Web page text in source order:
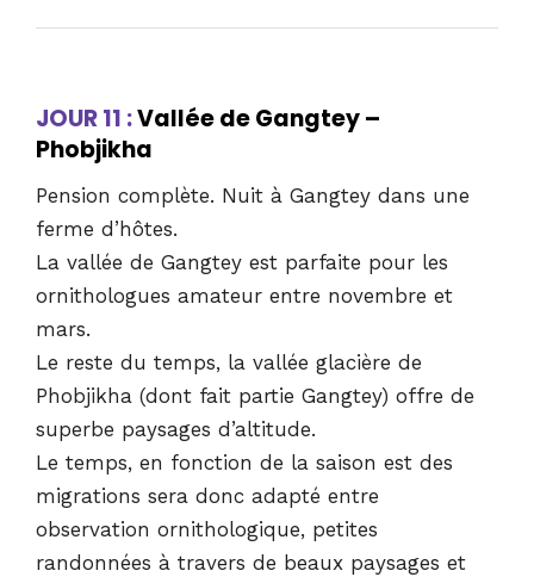
JOUR 11 :Vallée de Gangtey –
Phobjikha
Pension complète. Nuit à Gangtey dans une
ferme d’hôtes.
La vallée de Gangtey est parfaite pour les
ornithologues amateur entre novembre et
mars.
Le reste du temps, la vallée glacière de
Phobjikha (dont fait partie Gangtey) offre de
superbe paysages d’altitude.
Le temps, en fonction de la saison est des
migrations sera donc adapté entre
observation ornithologique, petites
randonnées à travers de beaux paysages et